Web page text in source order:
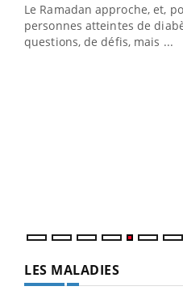
Le Ramadan approche, et,
personnes atteintes de
questions, de défis, mais ...
LES MALADIES